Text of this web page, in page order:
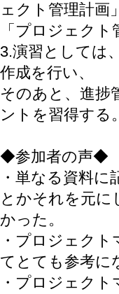
ェクト管理計画
「プロジェク
3.演習としては
作成を行い、
そのあと、進捗
ントを習得する。
◆参加者の声◆
・単なる資料
とかそれを元に
かった。
・プロジェク
てとても参考に
・プロジェク